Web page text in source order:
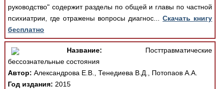
руководство" содержит разделы по общей и главы по частной
психиатрии, где отражены вопросы диагнос...Скачать книгу
бесплатно
Название: Посттравматические
бессознательные состояния
Автор: Александрова Е.В., Тенедиева В.Д., Потопаов А.А.
Год издания: 2015